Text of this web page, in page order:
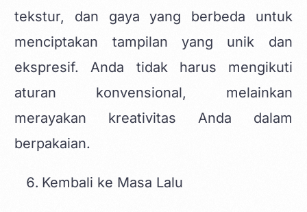
tekstur, dan gaya yang berbeda untuk
menciptakan tampilan yang unik dan
ekspresif. Anda tidak harus mengikuti
aturan konvensional, melainkan
merayakan kreativitas Anda dalam
berpakaian.
Kembali ke Masa Lalu